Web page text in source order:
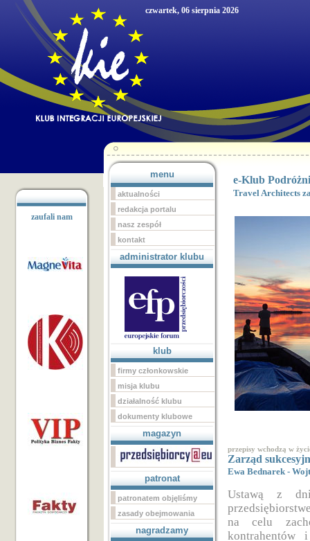
czwartek, 06 sierpnia 2026
zaufali nam
menu
aktualności
redakcja portalu
nasz zespół
kontakt
administrator klubu
klub
firmy członkowskie
misja klubu
działalność klubu
dokumenty klubowe
magazyn
patronat
patronatem objęliśmy
zasady obejmowania
nagradzamy
e-Klub
Travel Architects
przepisy wchodzą w
Zarząd
Ewa Bednarek -
Ustawą z
na celu
kontrahentów